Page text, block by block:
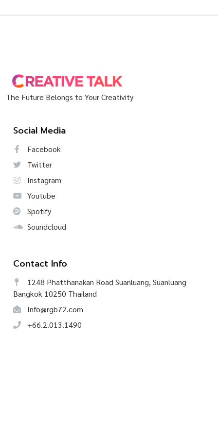
The Future Belongs to Your Creativity
Social Media
Facebook
Twitter
Instagram
Youtube
Spotify
Soundcloud
Contact Info
1248 Phatthanakan Road Suanluang, Suanluang
Bangkok 10250 Thailand
Info@rgb72.com
+66.2.013.1490